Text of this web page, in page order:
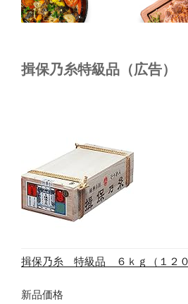
揖保乃糸特級品（広告）
揖保乃糸 特級品 ６ｋｇ（１２０
新品価格